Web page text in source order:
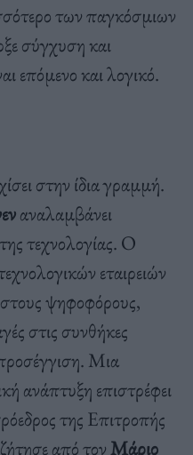
των παγκόσμιων
σύγχυση και
επόμενο και λογικό.
στην ίδια γραμμή.
αναλαμβάνει
τεχνολογίας. Ο
εταιρειών
ψηφοφόρους,
στις συνθήκες
Μια
ανάπτυξη επιστρέφει
της Επιτροπής
ζήτησε από τονΜάριο